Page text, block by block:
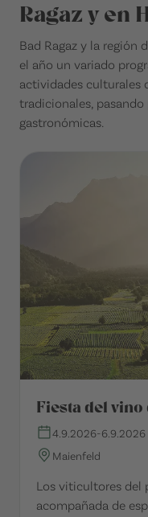
Ragaz y en
Bad Ragaz y la región
el año un variado
actividades culturales
tradicionales,
gastronómicas.
Fiesta del
4.9.2026-6.9.2026
Maienfeld
Los viticultores del
acompañada de